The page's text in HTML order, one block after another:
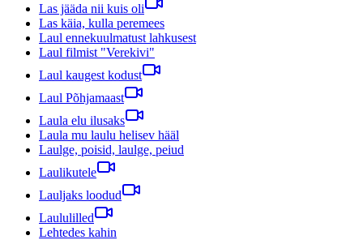
Las jääda nii kuis oli
Las käia, kulla peremees
Laul ennekuulmatust lahkusest
Laul filmist "Verekivi"
Laul kaugest kodust
Laul Põhjamaast
Laula elu ilusaks
Laula mu laulu helisev hääl
Laulge, poisid, laulge, peiud
Laulikutele
Lauljaks loodud
Laululilled
Lehtedes kahin